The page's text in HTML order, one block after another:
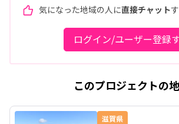
気になった地域の人に直接チャット
ログイン/ユーザー登録
このプロジェクトの
滋賀県